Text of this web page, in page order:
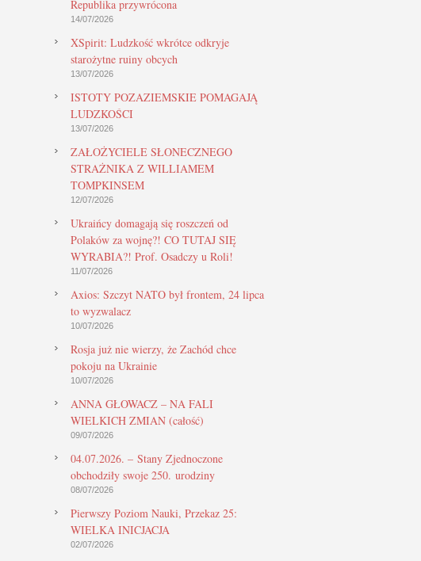
Republika przywrócona
14/07/2026
XSpirit: Ludzkość wkrótce odkryje
starożytne ruiny obcych
13/07/2026
ISTOTY POZAZIEMSKIE POMAGAJĄ
LUDZKOŚCI
13/07/2026
ZAŁOŻYCIELE SŁONECZNEGO
STRAŻNIKA Z WILLIAMEM
TOMPKINSEM
12/07/2026
Ukraińcy domagają się roszczeń od
Polaków za wojnę?! CO TUTAJ SIĘ
WYRABIA?! Prof. Osadczy u Roli!
11/07/2026
Axios: Szczyt NATO był frontem, 24 lipca
to wyzwalacz
10/07/2026
Rosja już nie wierzy, że Zachód chce
pokoju na Ukrainie
10/07/2026
ANNA GŁOWACZ – NA FALI
WIELKICH ZMIAN (całość)
09/07/2026
04.07.2026. – Stany Zjednoczone
obchodziły swoje 250. urodziny
08/07/2026
Pierwszy Poziom Nauki, Przekaz 25:
WIELKA INICJACJA
02/07/2026